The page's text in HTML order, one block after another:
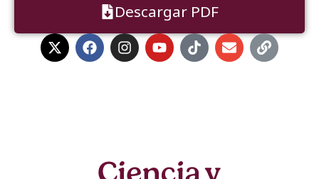
Descargar PDF